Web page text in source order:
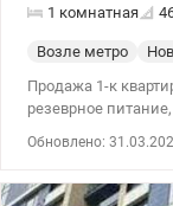
1 комнатная
Возле метро
Продажа 1-к квартиры
резеврное питание,
Обновлено: